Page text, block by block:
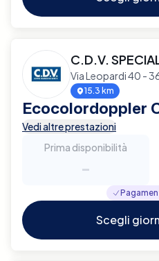
C.D.V.
Via Leopardi 40 -
15.3 km
Ecocolordoppler
Vedi altre prestazioni
Prima disponibilità
-
Scegli